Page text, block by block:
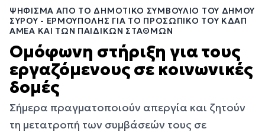
ΨΉΦΙΣΜΑ ΑΠΌ ΤΟ ΔΗΜΟΤΙΚΌ ΣΥΜΒΟΎΛΙΟ ΤΟΥ ΔΉΜΟΥ
ΣΎΡΟΥ - ΕΡΜΟΎΠΟΛΗΣ ΓΙΑ ΤΟ ΠΡΟΣΩΠΙΚΌ ΤΟΥ ΚΔΑΠ
ΑΜΕΑ ΚΑΙ ΤΩΝ ΠΑΙΔΙΚΏΝ ΣΤΑΘΜΏΝ
Ομόφωνη στήριξη για τους
εργαζόμενους σε κοινωνικές
δομές
Σήμερα πραγματοποιούν απεργία και ζητούν
τη μετατροπή των συμβάσεών τους σε